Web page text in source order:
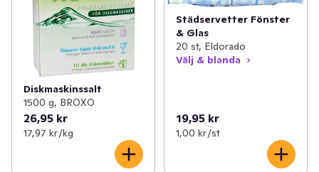
Diskmaskinssalt
1500 g, BROXO
26,95 kr
17,97 kr /kg
Städservetter Fönster
& Glas
20 st, Eldorado
Välj & blanda
19,95 kr
1,00 kr /st